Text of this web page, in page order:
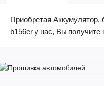
Приобретая Аккумулятор,
b156er у нас, Вы получите